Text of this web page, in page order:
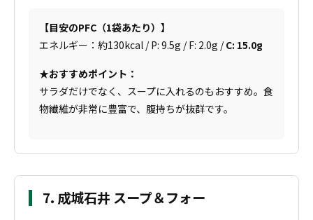
【目安のPFC（1袋あたり）】
エネルギー：約130kcal / P: 9.5g / F: 2.0g /C: 15.0g
★おすすめポイント：
サラダだけでなく、スープに入れるのもおすすめ。食
物繊維が非常に豊富で、腹持ちが抜群です。
7. 成城石井 スープ＆フォー